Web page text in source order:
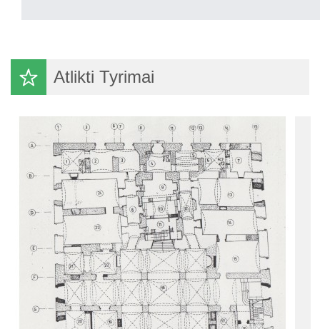
Atlikti Tyrimai